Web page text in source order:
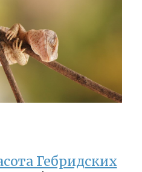
Гебридских